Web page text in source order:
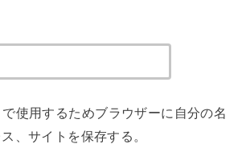
使用するためブラウザーに自分の名
、サイトを保存する。